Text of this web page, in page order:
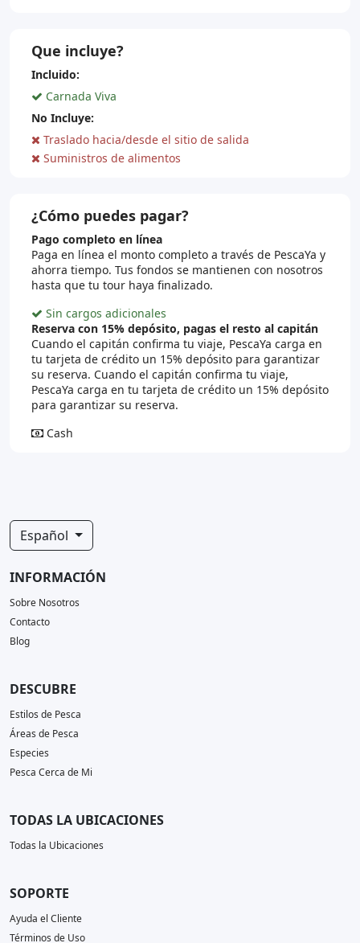
Que incluye?
Incluido:
Carnada Viva
No Incluye:
Traslado hacia/desde el sitio de salida
Suministros de alimentos
¿Cómo puedes pagar?
Pago completo en línea
Paga en línea el monto completo a través de PescaYa y
ahorra tiempo. Tus fondos se mantienen con nosotros
hasta que tu tour haya finalizado.
Sin cargos adicionales
Reserva con 15% depósito, pagas el resto al capitán
Cuando el capitán confirma tu viaje, PescaYa carga en
tu tarjeta de crédito un 15% depósito para garantizar
su reserva. Cuando el capitán confirma tu viaje,
PescaYa carga en tu tarjeta de crédito un 15% depósito
para garantizar su reserva.
Cash
Español
INFORMACIÓN
Sobre Nosotros
Contacto
Blog
DESCUBRE
Estilos de Pesca
Áreas de Pesca
Especies
Pesca Cerca de Mi
TODAS LA UBICACIONES
Todas la Ubicaciones
SOPORTE
Ayuda el Cliente
Términos de Uso